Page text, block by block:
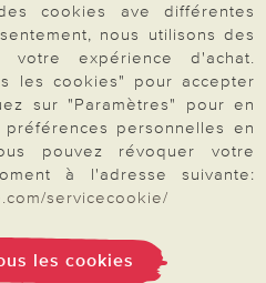
d’accessoires pour le
pour les mains et les
relaxants et petits
bien au quotidien.
pour femmes séduit par
confortable, idéal pour
facilement et en
bancaire, PayPal ou par
nos catégories
cookies ave différentes
nous utilisons des
votre expérience d'achat.
les cookies" pour accepter
sur "Paramètres" pour en
personnelles en
pouvez révoquer votre
à l'adresse suivante:
servicecookie/
les cookies